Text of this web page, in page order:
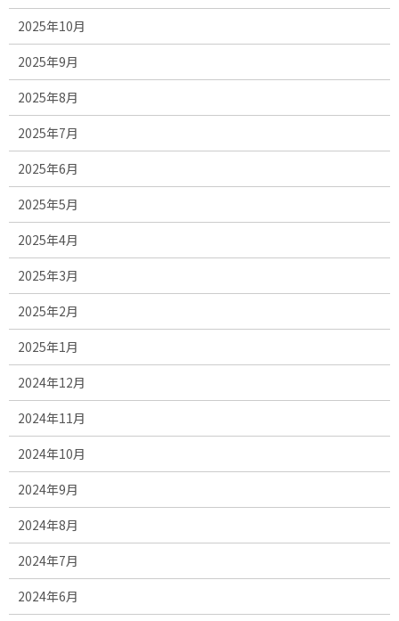
2025年10月
2025年9月
2025年8月
2025年7月
2025年6月
2025年5月
2025年4月
2025年3月
2025年2月
2025年1月
2024年12月
2024年11月
2024年10月
2024年9月
2024年8月
2024年7月
2024年6月